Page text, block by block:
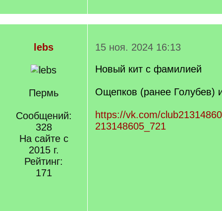
lebs
Пермь
Сообщений:
328
На сайте с
2015 г.
Рейтинг:
171
15 ноя. 2024 16:13
Новый кит с фамилией
Ощепков (ранее Голубев)
https://vk.com/
213148605_721